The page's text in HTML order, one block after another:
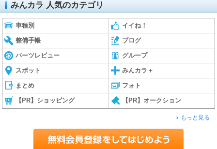
みんカラ 人気のカテゴリ
車種別 イイね！
整備手帳 ブログ
パーツレビュー グループ
スポット みんカラ＋
まとめ フォト
【PR】ショッピング 【PR】オークション
もっと見る